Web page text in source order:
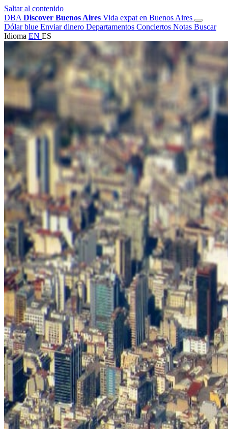
Saltar al contenido
DBA Discover Buenos Aires Vida expat en Buenos Aires
Dólar blue Enviar dinero Departamentos Conciertos Notas Buscar
Idioma EN ES